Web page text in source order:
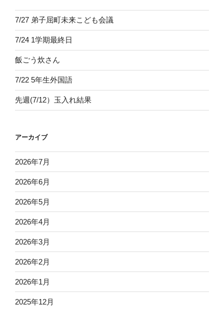
7/27 弟子屈町未来こども会議
7/24 1学期最終日
飯ごう炊さん
7/22 5年生外国語
先週(7/12）玉入れ結果
アーカイブ
2026年7月
2026年6月
2026年5月
2026年4月
2026年3月
2026年2月
2026年1月
2025年12月